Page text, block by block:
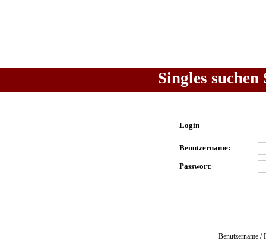
Singles
Login
Benutzername:
Passwort:
Benutzername /